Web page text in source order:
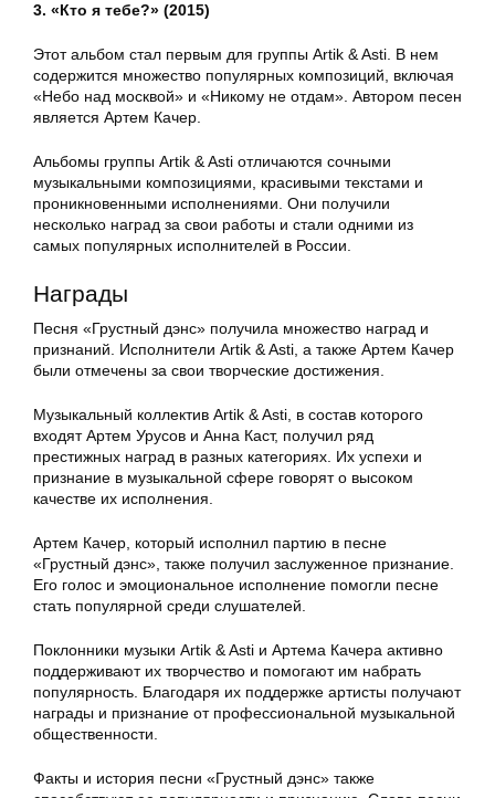
3. «Кто я тебе?» (2015)
Этот альбом стал первым для группы Artik & Asti. В нем
содержится множество популярных композиций, включая
«Небо над москвой» и «Никому не отдам». Автором песен
является Артем Качер.
Альбомы группы Artik & Asti отличаются сочными
музыкальными композициями, красивыми текстами и
проникновенными исполнениями. Они получили
несколько наград за свои работы и стали одними из
самых популярных исполнителей в России.
Награды
Песня «Грустный дэнс» получила множество наград и
признаний. Исполнители Artik & Asti, а также Артем Качер
были отмечены за свои творческие достижения.
Музыкальный коллектив Artik & Asti, в состав которого
входят Артем Урусов и Анна Каст, получил ряд
престижных наград в разных категориях. Их успехи и
признание в музыкальной сфере говорят о высоком
качестве их исполнения.
Артем Качер, который исполнил партию в песне
«Грустный дэнс», также получил заслуженное признание.
Его голос и эмоциональное исполнение помогли песне
стать популярной среди слушателей.
Поклонники музыки Artik & Asti и Артема Качера активно
поддерживают их творчество и помогают им набрать
популярность. Благодаря их поддержке артисты получают
награды и признание от профессиональной музыкальной
общественности.
Факты и история песни «Грустный дэнс» также